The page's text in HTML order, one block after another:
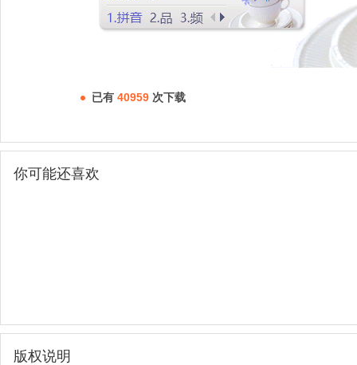
已有 40959 次下载
你可能还喜欢
版权说明